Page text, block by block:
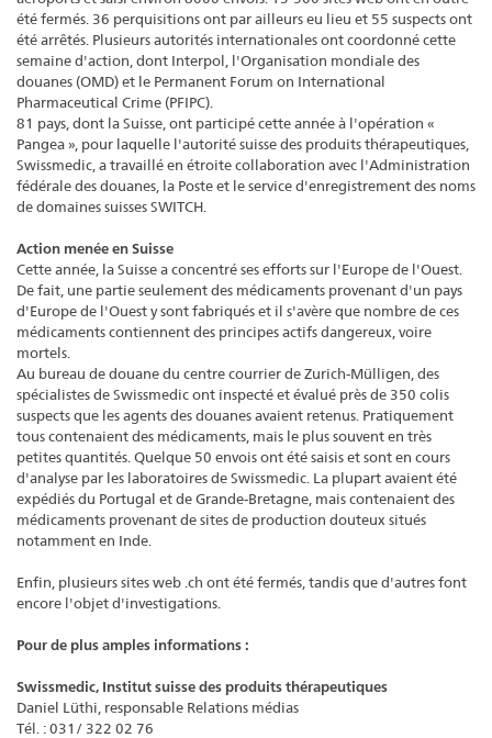
été fermés. 36 perquisitions ont par ailleurs eu lieu et 55 suspects ont
été arrêtés. Plusieurs autorités internationales ont coordonné cette
semaine d'action, dont Interpol, l'Organisation mondiale des
douanes (OMD) et le Permanent Forum on International
Pharmaceutical Crime (PFIPC).
81 pays, dont la Suisse, ont participé cette année à l'opération «
Pangea », pour laquelle l'autorité suisse des produits thérapeutiques,
Swissmedic, a travaillé en étroite collaboration avec l'Administration
fédérale des douanes, la Poste et le service d'enregistrement des noms
de domaines suisses SWITCH.
Action menée en Suisse
Cette année, la Suisse a concentré ses efforts sur l'Europe de l'Ouest.
De fait, une partie seulement des médicaments provenant d'un pays
d'Europe de l'Ouest y sont fabriqués et il s'avère que nombre de ces
médicaments contiennent des principes actifs dangereux, voire
mortels.
Au bureau de douane du centre courrier de Zurich-Mülligen, des
spécialistes de Swissmedic ont inspecté et évalué près de 350 colis
suspects que les agents des douanes avaient retenus. Pratiquement
tous contenaient des médicaments, mais le plus souvent en très
petites quantités. Quelque 50 envois ont été saisis et sont en cours
d'analyse par les laboratoires de Swissmedic. La plupart avaient été
expédiés du Portugal et de Grande-Bretagne, mais contenaient des
médicaments provenant de sites de production douteux situés
notamment en Inde.
Enfin, plusieurs sites web .ch ont été fermés, tandis que d'autres font
encore l'objet d'investigations.
Pour de plus amples informations :
Swissmedic, Institut suisse des produits thérapeutiques
Daniel Lüthi, responsable Relations médias
Tél. : 031/ 322 02 76